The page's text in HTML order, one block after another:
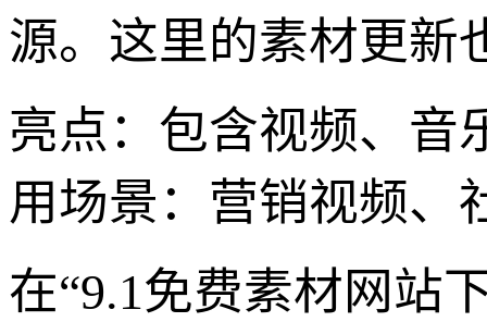
源。这里的素材更新
亮点：包含视频、音
用场景：营销视频、
在“9.1免费素材网站